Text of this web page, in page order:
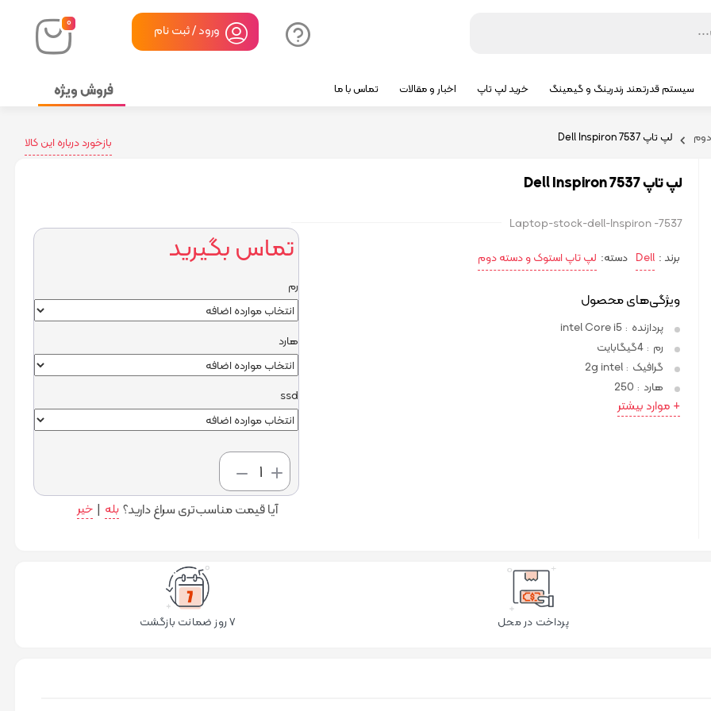
۰ ورود / ثبت نام
سیستم قدرتمند رندرینگ و گیمینگ خرید لپ تاپ اخبار و مقالات تماس با ما فروش ویژه
لپ تاپ Dell Inspiron 7537 بازخورد درباره این کالا
لپ تاپ Dell Inspiron 7537
Laptop-stock-dell-Inspiron -7537
برند : Dell دسته: لپ تاپ استوک و دسته دوم
ویژگی‌های محصول
پردازنده :
intel Core i5
رم : 4گیگابایت
گرافیک :
2g intel
هارد :
250
+ موارد بیشتر
تماس بگیرید
رم
هارد
ssd
به سبد
خرید
آیا قیمت مناسب‌تری سراغ دارید؟ بله | خیر
پرداخت در محل ۷ روز ضمانت بازگشت